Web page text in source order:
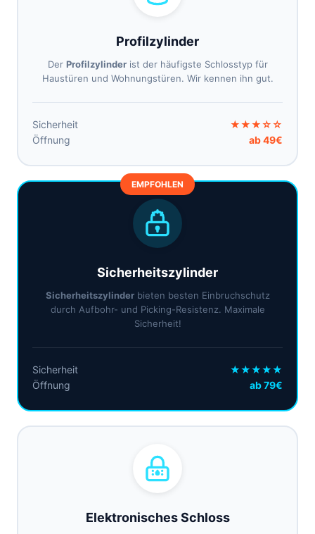
Profilzylinder
Der Profilzylinderist der häufigste Schlosstyp für
Haustüren und Wohnungstüren. Wir kennen ihn gut.
Sicherheit
★★★☆☆
Öffnung
ab 49€
EMPFOHLEN
Sicherheitszylinder
Sicherheitszylinderbieten besten Einbruchschutz
durch Aufbohr- und Picking-Resistenz. Maximale
Sicherheit!
Sicherheit
★★★★★
Öffnung
ab 79€
Elektronisches Schloss